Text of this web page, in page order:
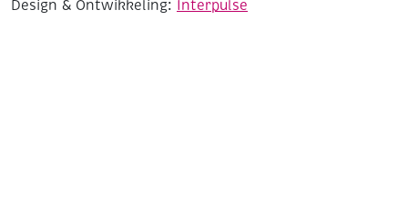
Design & Ontwikkeling: Interpulse